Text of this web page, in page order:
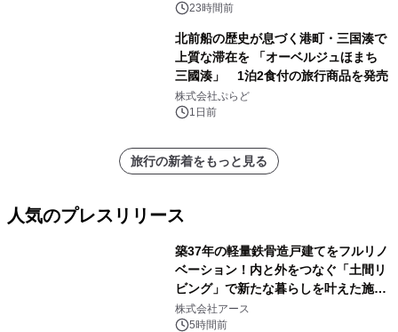
得な素泊まり連泊プランで
23時間前
北前船の歴史が息づく港町・三国湊で
上質な滞在を 「オーベルジュほまち
三國湊」 1泊2食付の旅行商品を発売
株式会社ぷらど
1日前
旅行の新着をもっと見る
人気のプレスリリース
築37年の軽量鉄骨造戸建てをフルリノ
ベーション！内と外をつなぐ「土間リ
ビング」で新たな暮らしを叶えた施工
事例を株式会社アースが公開
株式会社アース
5時間前